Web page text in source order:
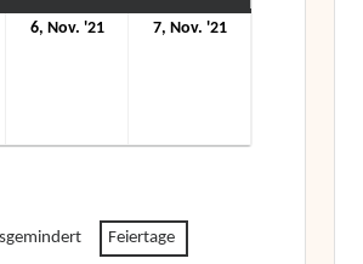
6, Nov. '216.
7, Nov. '217.
Feiertage